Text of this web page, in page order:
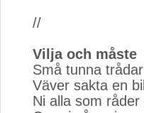
//
Vilja och måste
Små tunna
Väver sakta en
Ni alla som råder